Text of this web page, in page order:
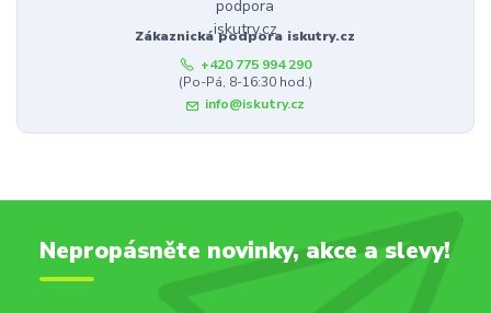
Zákaznická podpora iskutry.cz
+420 775 994 290
(Po-Pá, 8-16:30 hod.)
info@iskutry.cz
Nepropásněte novinky, akce a slevy!